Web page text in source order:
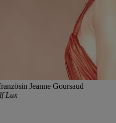
Jeanne Goursaud
Lux